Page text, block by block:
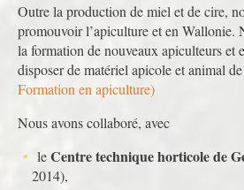
Outre la production de miel et de cire,
promouvoir l’apiculture et en Wallonie.
la formation de nouveaux apiculteurs et
disposer de matériel apicole et animal
Formation en apiculture)
Nous avons collaboré, avec
leCentre technique horticole de
2014),